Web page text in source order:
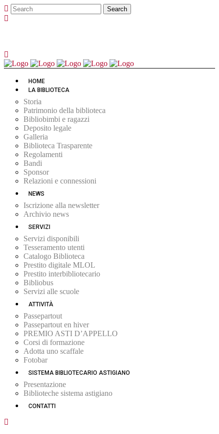
HOME
LA BIBLIOTECA
Storia
Patrimonio della biblioteca
Bibliobimbi e ragazzi
Deposito legale
Galleria
Biblioteca Trasparente
Regolamenti
Bandi
Sponsor
Relazioni e connessioni
NEWS
Iscrizione alla newsletter
Archivio news
SERVIZI
Servizi disponibili
Tesseramento utenti
Catalogo Biblioteca
Prestito digitale MLOL
Prestito interbibliotecario
Bibliobus
Servizi alle scuole
ATTIVITÀ
Passepartout
Passepartout en hiver
PREMIO ASTI D’APPELLO
Corsi di formazione
Adotta uno scaffale
Fotobar
SISTEMA BIBLIOTECARIO ASTIGIANO
Presentazione
Biblioteche sistema astigiano
CONTATTI